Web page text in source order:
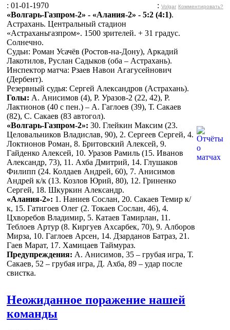
: 01-01-1970 : Volgar Комментировать?
«Волгарь-Газпром-2» - «Алания-2» - 5:2 (4:1).
Астрахань. Центральный стадион
«Астраханьгазпром». 1500 зрителей. + 31 градус.
Солнечно.
Судьи: Роман Усачёв (Ростов-на-Дону), Аркадий
Лакотилов, Руслан Садыков (оба – Астрахань).
Инспектор матча: Рзаев Навои Агагусейнович
(Дербент).
Резервный судья: Сергей Александров (Астрахань).
Голы: А. Анисимов (4), Р. Уразов-2 (22, 42), Р.
Лактионов (40 с пен.) – А. Гаглоев (39), Т. Сакаев
(82), С. Сакаев (83 автогол).
«Волгарь-Газпром-2»: 30. Глейкин Максим (23.
Целовальников Владислав, 90), 2. Сергеев Сергей, 4.
Локтионов Роман, 8. Бритовский Алексей, 9.
Гайденко Алексей, 10. Уразов Рамиль (15. Иванов
Александр, 73), 11. Ахба Дмитрий, 14. Глушаков
Филипп (24. Колдаев Андрей, 60), 7. Анисимов
Андрей к/к (13. Козлов Юрий, 80), 12. Гриненко
Сергей, 18. Шкуркин Александр.
«Алания-2»: 1. Наниев Сослан, 20. Сакаев Темир к/
к, 15. Гатигоев Олег (2. Токаев Сослан, 46), 4.
Цхворебов Владимир, 5. Катаев Тамирлан, 11.
Теблоев Артур (8. Киргуев Ахсарбек, 70), 9. Алборов
Мирза, 10. Гаглоев Арсен, 14. Дзарданов Батраз, 21.
Гаев Марат, 17. Хамицаев Таймураз.
Предупреждения: А. Анисимов, 35 – грубая игра, Т.
Сакаев, 52 – грубая игра, Д. Ахба, 89 – удар после
свистка.
Неожиданное поражение нашей
команды